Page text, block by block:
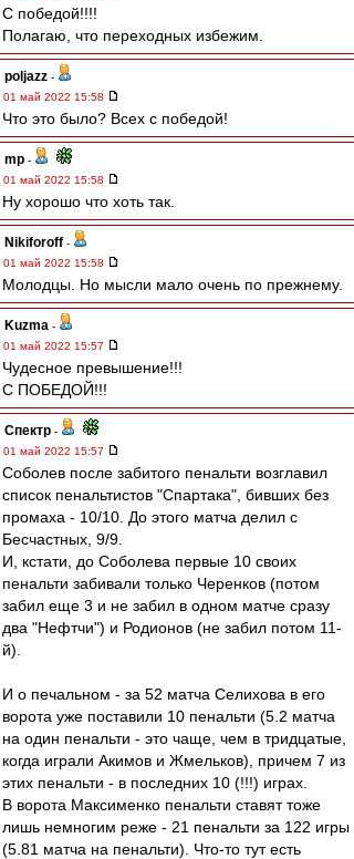
С победой!!!!
Полагаю, что переходных избежим.
poljazz -
01 май 2022 15:58
Что это было? Всех с победой!
mp -
01 май 2022 15:58
Ну хорошо что хоть так.
Nikiforoff -
01 май 2022 15:58
Молодцы. Но мысли мало очень по прежнему.
Kuzma -
01 май 2022 15:57
Чудесное превышение!!!
С ПОБЕДОЙ!!!
Спектр -
01 май 2022 15:57
Соболев после забитого пенальти возглавил
список пенальтистов "Спартака", бивших без
промаха - 10/10. До этого матча делил с
Бесчастных, 9/9.
И, кстати, до Соболева первые 10 своих
пенальти забивали только Черенков (потом
забил еще 3 и не забил в одном матче сразу
два "Нефтчи") и Родионов (не забил потом 11-
й).
И о печальном - за 52 матча Селихова в его
ворота уже поставили 10 пенальти (5.2 матча
на один пенальти - это чаще, чем в тридцатые,
когда играли Акимов и Жмельков), причем 7 из
этих пенальти - в последних 10 (!!!) играх.
В ворота Максименко пенальти ставят тоже
лишь немногим реже - 21 пенальти за 122 игры
(5.81 матча на пенальти). Что-то тут есть